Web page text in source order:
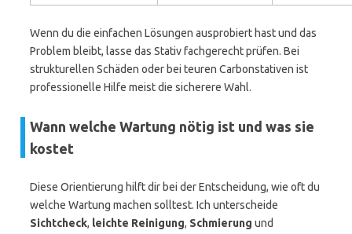
Wenn du die einfachen Lösungen ausprobiert hast und das
Problem bleibt, lasse das Stativ fachgerecht prüfen. Bei
strukturellen Schäden oder bei teuren Carbonstativen ist
professionelle Hilfe meist die sicherere Wahl.
Wann welche Wartung nötig ist und was sie
kostet
Diese Orientierung hilft dir bei der Entscheidung, wie oft du
welche Wartung machen solltest. Ich unterscheide
Sichtcheck, leichte Reinigung, Schmierung und